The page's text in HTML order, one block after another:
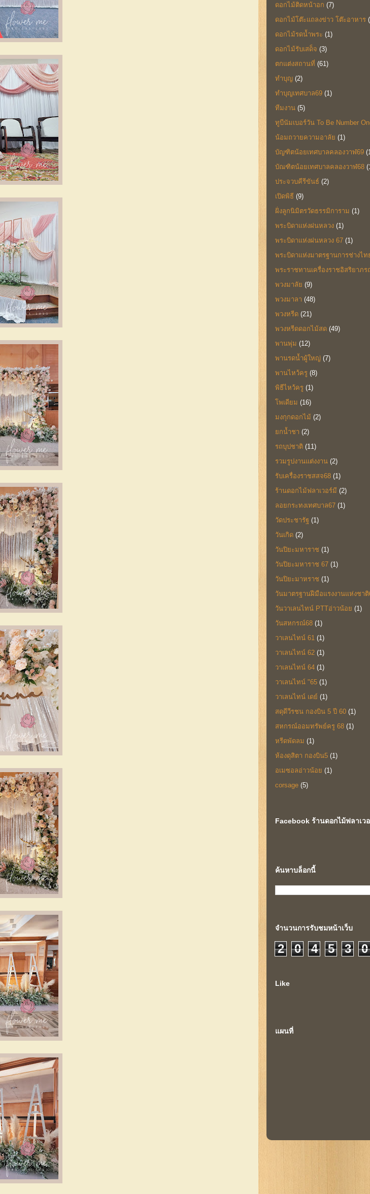
ดอกไม้ติดหน้าอก (7)
ดอกไม้โต๊ะแถลงข่าว โต๊ะอาหาร
ดอกไม้รดน้ำพระ (1)
ดอกไม้รับเสด็จ (3)
ตกแต่งสถานที่ (61)
ทำบุญ (2)
ทำบุญเทศบาล69 (1)
ทีมงาน (5)
ทูบีนัมเบอร์วัน To Be Number
น้อมถวายความอาลัย (1)
บัญฑิตน้อยเทศบาลคลองวาฬ69
บัณฑิตน้อยเทศบาลคลองวาฬ68
ประจวบคีรีขันธ์ (2)
เปิดพิธี (9)
ฝั่งลูกนิมิตรวัดธรรมิการาม (1)
พระบิดาแห่งฝนหลวง (1)
พระบิดาแห่งฝนหลวง 67 (1)
พระบิดาแห่งมาตรฐานการช่างไท
พระราชทานเครื่องราชอิสริยาภร
พวงมาลัย (9)
พวงมาลา (48)
พวงหรีด (21)
พวงหรีดดอกไม้สด (49)
พานพุ่ม (12)
พานรดน้ำผู้ใหญ่ (7)
พานไหว้ครู (8)
พิธีไหว้ครู (1)
โพเดียม (16)
มงกุกดอกไม้ (2)
ยกน้ำชา (2)
รถบุปชาติ (11)
รวมรูปงานแต่งงาน (2)
รับเครื่องราชสสจ68 (1)
ร้านดอกไม้ฟลาเวอร์มี (2)
ลอยกระทงเทศบาล67 (1)
วัดประชารัฐ (1)
วันเกิด (2)
วันปิยะมหาราช (1)
วันปิยะมหาราช 67 (1)
วันปิยะมาหราช (1)
วันมาตรฐานฝีมือแรงงานแห่งชาติ
วันวาเลนไทน์ PTTอ่าวน้อย (1)
วันสหกรณ์68 (1)
วาเลนไทน์ 61 (1)
วาเลนไทน์ 62 (1)
วาเลนไทน์ 64 (1)
วาเลนไทน์ "65 (1)
วาเลนไทน์ เดย์ (1)
สดุดีวีรชน กองบิน 5 ปี 60 (1)
สหกรณ์ออมทรัพย์ครู 68 (1)
หรีดพัดลม (1)
ห้องดุสิตา กองบิน5 (1)
อเมซอลอ่าวน้อย (1)
corsage (5)
Facebook ร้านดอกไม้ฟลาเว
ค้นหาบล็อกนี้
จำนวนการรับชมหน้าเว็บ
2 0 4 5 3 0
Like
แผนที่